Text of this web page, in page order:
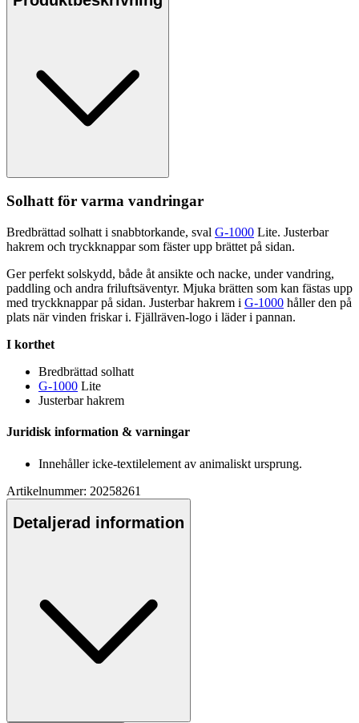
Solhatt för varma vandringar
Bredbrättad solhatt i snabbtorkande, sval G-1000 Lite. Justerbar
hakrem och tryckknappar som fäster upp brättet på sidan.
Gerperfekt solskydd, både åt ansikte och nacke, under vandring,
paddling och andra friluftsäventyr. Mjuka brätten som kan fästas upp
med tryckknappar på sidan. Justerbar hakrem i G-1000 håller den på
plats när vinden friskar i. Fjällräven-logo i läder i pannan.
I korthet
Bredbrättad solhatt
G-1000 Lite
Justerbar hakrem
Juridisk information & varningar
Innehåller icke-textilelement av animaliskt ursprung.
Artikelnummer: 20258261
Detaljerad information